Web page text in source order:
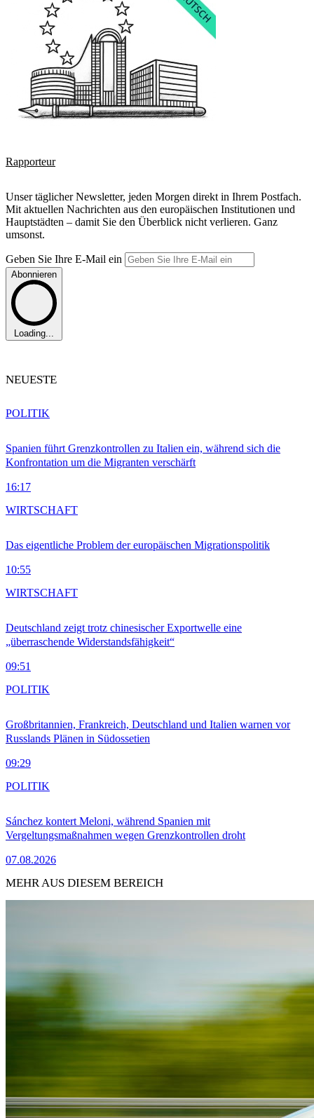
Rapporteur
Unser täglicher Newsletter, jeden Morgen direkt in Ihrem Postfach.
Mit aktuellen Nachrichten aus den europäischen Institutionen und
Hauptstädten – damit Sie den Überblick nicht verlieren. Ganz
umsonst.
Geben Sie Ihre E-Mail ein
Abonnieren
Loading...
NEUESTE
Spanien führt Grenzkontrollen zu Italien ein, während sich die
Konfrontation um die Migranten verschärft
16:17
POLITIK
Das eigentliche Problem der europäischen Migrationspolitik
10:55
WIRTSCHAFT
Deutschland zeigt trotz chinesischer Exportwelle eine
„überraschende Widerstandsfähigkeit“
09:51
WIRTSCHAFT
Großbritannien, Frankreich, Deutschland und Italien warnen vor
Russlands Plänen in Südossetien
09:29
POLITIK
Sánchez kontert Meloni, während Spanien mit
Vergeltungsmaßnahmen wegen Grenzkontrollen droht
07.08.2026
POLITIK
MEHR AUS DIESEM BEREICH